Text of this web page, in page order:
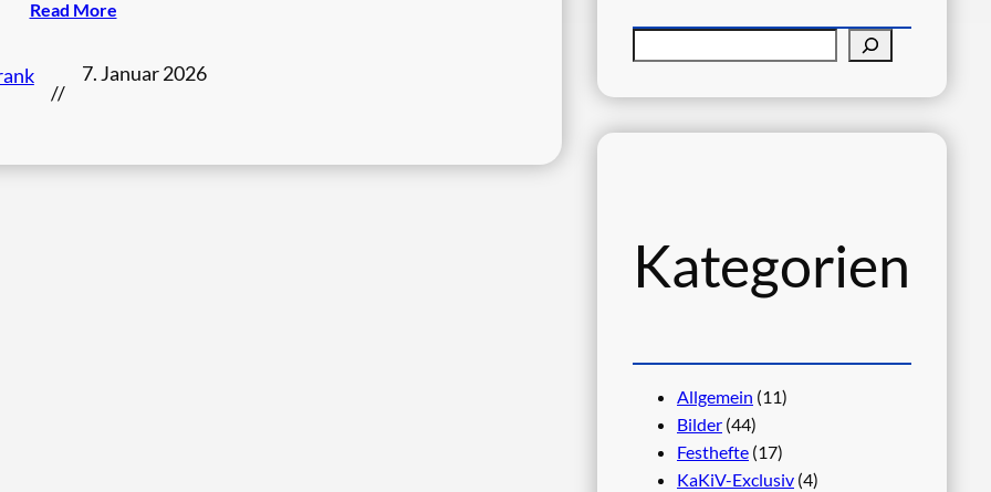
Read More
//
7. Januar 2026
c
h
Kategorien
Allgemein (11)
Bilder (44)
Festhefte (17)
KaKiV-Exclusiv (4)